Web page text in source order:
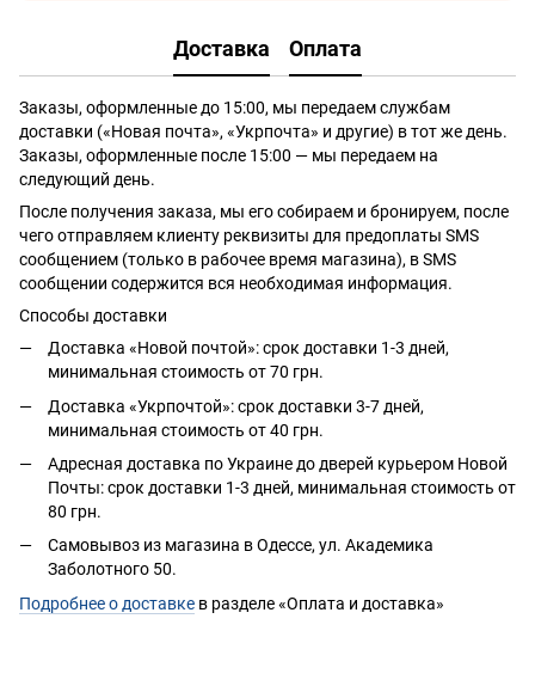
Доставка Оплата
Заказы, оформленные до 15:00, мы передаем службам
доставки («Новая почта», «Укрпочта» и другие) в тот же день.
Заказы, оформленные после 15:00 — мы передаем на
следующий день.
После получения заказа, мы его собираем и бронируем, после
чего отправляем клиенту реквизиты для предоплаты SMS
сообщением (только в рабочее время магазина), в SMS
сообщении содержится вся необходимая информация.
Способы доставки
Доставка «Новой почтой»: срок доставки 1-3 дней,
минимальная стоимость от 70 грн.
Доставка «Укрпочтой»: срок доставки 3-7 дней,
минимальная стоимость от 40 грн.
Адресная доставка по Украине до дверей курьером Новой
Почты: срок доставки 1-3 дней, минимальная стоимость от
80 грн.
Самовывоз из магазина в Одессе, ул. Академика
Заболотного 50.
Подробнее о доставке в разделе «Оплата и доставка»